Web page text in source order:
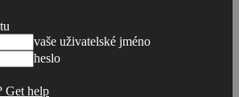
vaše uživatelské jméno
heslo
Get help